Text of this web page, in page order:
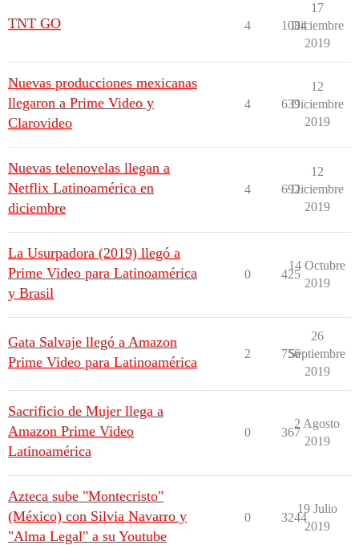
TNT GO 4 1084
17
Diciembre
2019
Nuevas producciones mexicanas
llegaron a Prime Video y
Clarovideo
4 639
12
Diciembre
2019
Nuevas telenovelas llegan a
Netflix Latinoamérica en
diciembre
4 692
12
Diciembre
2019
La Usurpadora (2019) llegó a
Prime Video para Latinoamérica
y Brasil
0 425
14 Octubre
2019
Gata Salvaje llegó a Amazon
Prime Video para Latinoamérica
2 756
26
Septiembre
2019
Sacrificio de Mujer llega a
Amazon Prime Video
Latinoamérica
0 367
2 Agosto
2019
Azteca sube "Montecristo"
(México) con Silvia Navarro y
"Alma Legal" a su Youtube
0 3244
19 Julio
2019